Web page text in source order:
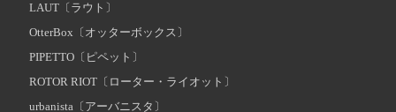
LAUT〔ラウト〕
OtterBox〔オッターボックス〕
PIPETTO〔ピペット〕
ROTOR RIOT〔ローター・ライオット〕
urbanista〔アーバニスタ〕